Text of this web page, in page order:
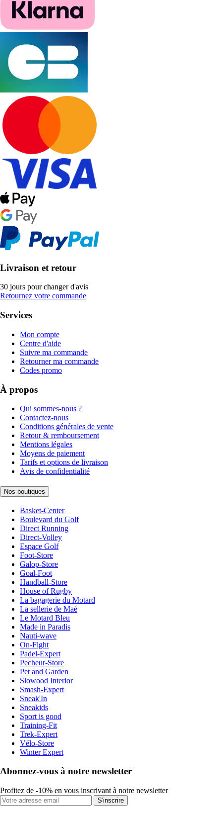
Livraison et retour
30 jours pour changer d'avis
Retournez votre commande
Services
Mon compte
Centre d'aide
Suivre ma commande
Retourner ma commande
Codes promo
À propos
Qui sommes-nous ?
Contactez-nous
Conditions générales de vente
Retour & remboursement
Mentions légales
Moyens de paiement
Tarifs et options de livraison
Avis de confidentialité
Nos boutiques
Basket-Center
Boulevard du Golf
Direct Running
Direct-Volley
Espace Golf
Foot-Store
Galop-Store
Goal-Foot
Handball-Store
House of Rugby
La bagagerie du Motard
La sellerie de Maé
Le Motard Bleu
Made in Paradis
Nauti-wave
On-Fight
Padel-Expert
Pecheur-Store
Pet and Garden
Slowood Interior
Smash-Expert
Sneak'In
Sneakids
Sport is good
Training-Fit
Trek-Expert
Vélo-Store
Winter Expert
Abonnez-vous à notre newsletter
Profitez de -10% en vous inscrivant à notre newsletter
S'inscrire